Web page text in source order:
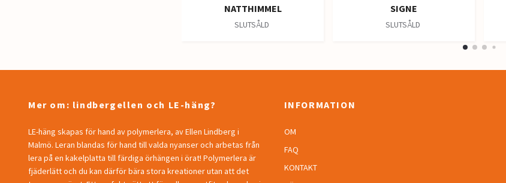
NATTHIMMEL
SLUTSÅLD
SIGNE
SLUTSÅLD
Mer om: lindbergellen och LE-häng?
LE-häng skapas för hand av polymerlera, av Ellen Lindberg i
Malmö. Leran blandas för hand till valda nyanser och arbetas från
lera på en kakelplatta till färdiga örhängen i örat! Polymerlera är
fjäderlätt och du kan därför bära stora kreationer utan att det
INFORMATION
OM
FAQ
KONTAKT